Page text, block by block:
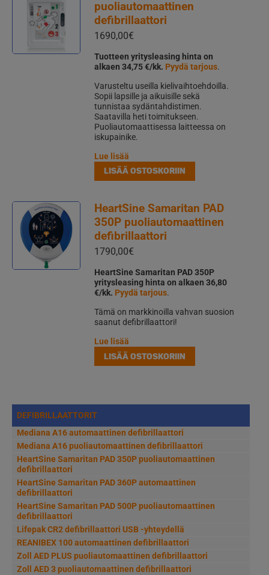
DEFIBRILLAATTORIT
Mediana A16 automaattinen defibrillaattori
Mediana A16 puoliautomaattinen defibrillaattori
HeartSine Samaritan PAD 350P puoliautomaattinen
defibrillaattori
HeartSine Samaritan PAD 360P automaattinen
defibrillaattori
HeartSine Samaritan PAD 500P puoliautomaattinen
defibrillaattori
Lifepak CR2 defibrillaattori USB -yhteydellä
REANIBEX 100 automaattinen defibrillaattori
Zoll AED PLUS puoliautomaattinen defibrillaattori
Zoll AED 3 puoliautomaattinen defibrillaattori
puoliautomaattinen
defibrillaattori
1690,00€
Tuotteen yritysleasing hinta on
alkaen 34,75 €/kk. Pyydä tarjous.
Varusteltu useilla kielivaihtoehdoilla.
Sopii lapsille ja aikuisille sekä
tunnistaa sydäntahdistimen.
Saatavilla heti toimitukseen.
Puoliautomaattisessa laitteessa on
iskupainike.
Lue lisää
LISÄÄ OSTOSKORIIN
HeartSine Samaritan PAD
350P puoliautomaattinen
defibrillaattori
1790,00€
HeartSine Samaritan PAD 350P
yritysleasing hinta on alkaen 36,80
€/kk. Pyydä tarjous.
Tämä on markkinoilla vahvan suosion
saanut defibrillaattori!
Lue lisää
LISÄÄ OSTOSKORIIN